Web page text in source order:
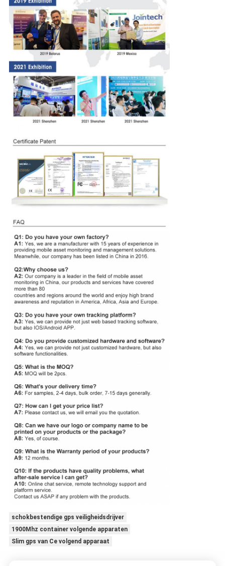
schokbestendige gps veiligheidsdrijver
1900Mhz container volgende apparaten
Slim gps van Ce volgend apparaat